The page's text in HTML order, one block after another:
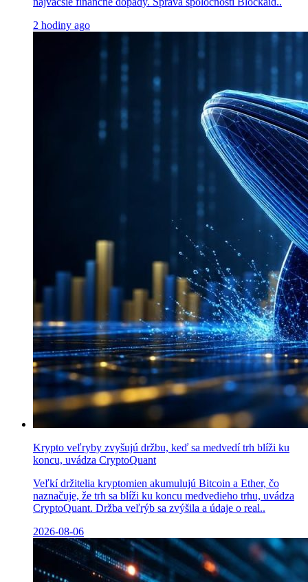
2 hodiny ago
Krypto veľryby zvyšujú držbu, keď sa medvedí trh blíži ku
koncu, uvádza CryptoQuant
Veľkí držitelia kryptomien akumulujú Bitcoin a Ether, čo
naznačuje, že trh sa blíži ku koncu medvedieho trhu, uvádza
CryptoQuant. Držba veľrýb sa zvýšila a údaje o real..
2026-08-06